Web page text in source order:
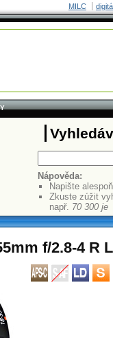
MILC
Nápověda:
Napište
Zkuste zúžit
např. 70 300 je
f/2.8-4 R